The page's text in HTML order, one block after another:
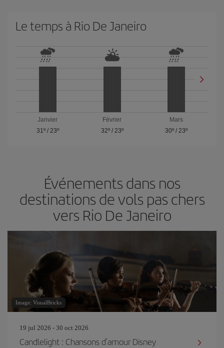
Le temps à Rio De Janeiro
Janvier
31º/ 23º
Février
32º/ 23º
Mars
30º / 23º
Événements dans nos
destinations de vols pas chers
vers Rio De Janeiro
Image: VisualBricks
19 jul 2026 - 30 oct 2026
Candlelight : Chansons d'amour Disney